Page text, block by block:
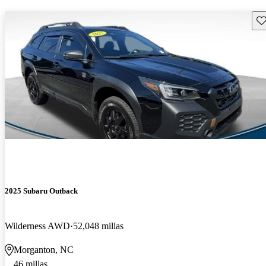
2025 Subaru Outback
Wilderness AWD 52,048 millas
Morganton, NC